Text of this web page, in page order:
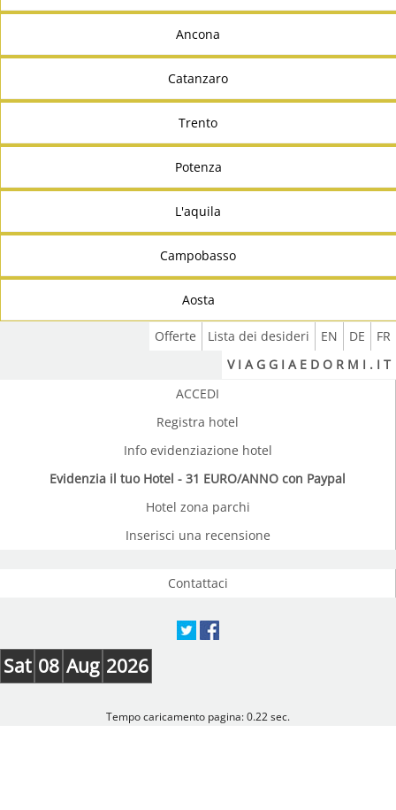
Ancona
Catanzaro
Trento
Potenza
L'aquila
Campobasso
Aosta
FR
DE
EN
Lista dei desideri
Offerte
V I A G G I A E D O R M I . I T
ACCEDI
Registra hotel
Info evidenziazione hotel
Evidenzia il tuo Hotel - 31 EURO/ANNO con Paypal
Hotel zona parchi
Inserisci una recensione
Contattaci
Sat 08 Aug 2026
Tempo caricamento pagina: 0.22 sec.